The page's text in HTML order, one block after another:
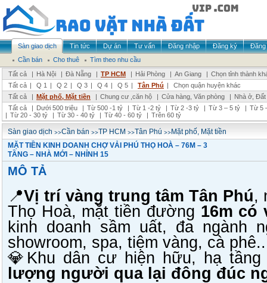
Sàn giao dịch Tin tức Dự án Tư vấn Đăng nhập Đăng ký
Đăng
Cần bán
Cho thuê
Tìm theo nhu cầu
Tất cả
| Hà Nội | Đà Nẵng | TP HCM | Hải Phòng | An Giang | Chọn tỉnh thành
Tất cả | Q 1 | Q 2 | Q 3 | Q 4 | Q 5 | Tân Phú |
Chọn quận huyện khác
Tất cả
| Mặt phố, Mặt tiền | Chung cư ,căn hộ | Cửa hàng, Văn phòng | Nhà ở,
Tất cả
| Dưới 500 triệu | Từ 500 -1 tỷ | Từ 1 -2 tỷ | Từ 2 -3 tỷ | Từ 3 – 5 tỷ | Từ 5
| Từ 20 - 30 tỷ | Từ 30 - 40 tỷ | Từ 40 - 60 tỷ | Trên 60 tỷ
Sàn giao dịch >>Cần bán >>TP HCM >>Tân Phú >>Mặt phố, Mặt tiền
MẶT TIỀN KINH DOANH CHỢ VẢI PHÚ THỌ HOÀ – 76M – 3
TẦNG – NHÀ MỚI – NHỈNH 15
MÔ TẢ
📍Vị trí vàng trung tâm Tân Phú,
Thọ Hoà, mặt tiền đường 16m có
kinh doanh sầm uất, đa ngành
showroom, spa, tiệm vàng, cà
💎Khu dân cư hiện hữu, hạ
lượng người qua lại đông đúc